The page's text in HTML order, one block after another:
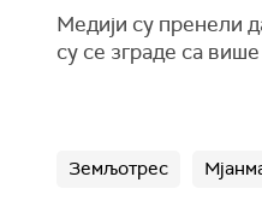
Медији су пренели
су се зграде са
Земљотрес